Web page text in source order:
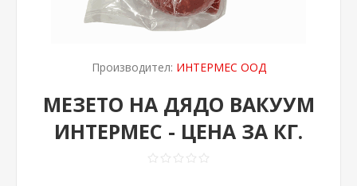
Производител: ИНТЕРМЕС ООД
МЕЗЕТО НА ДЯДО ВАКУУМ
ИНТЕРМЕС - ЦЕНА ЗА КГ.